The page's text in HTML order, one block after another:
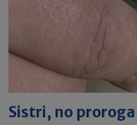
Sistri, no